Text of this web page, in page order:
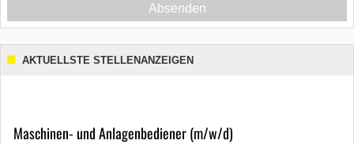
Absenden
AKTUELLSTE STELLENANZEIGEN
Maschinen- und Anlagenbediener (m/w/d)